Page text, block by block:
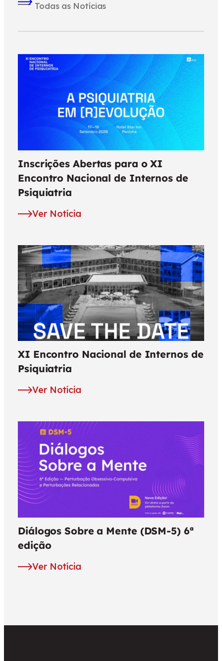
Todas as Notícias
Inscrições Abertas para o XI
Encontro Nacional de Internos de
Psiquiatria
Ver Notícia
XI Encontro Nacional de Internos de
Psiquiatria
Ver Notícia
Diálogos Sobre a Mente (DSM-5) 6ª
edição
Ver Notícia